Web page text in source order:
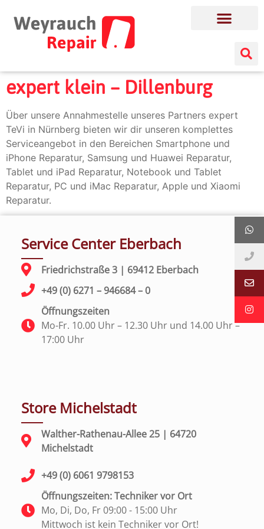
expert klein – Dillenburg
Über unsere Annahmestelle unseres Partners expert
TeVi in Nürnberg bieten wir dir unseren komplettes
Serviceangebot in den Bereichen Smartphone und
iPhone Reparatur, Samsung und Huawei Reparatur,
Tablet und iPad Reparatur, Notebook und Tablet
Reparatur, PC und iMac Reparatur, Apple und Xiaomi
Reparatur.
Service Center Eberbach
Friedrichstraße 3 | 69412 Eberbach
+49 (0) 6271 – 946684 – 0
Öffnungszeiten
Mo-Fr. 10.00 Uhr – 12.30 Uhr und 14.00 Uhr –
17:00 Uhr
Store Michelstadt
Walther-Rathenau-Allee 25 | 64720
Michelstadt
+49 (0) 6061 9798153
Öffnungszeiten: Techniker vor Ort
Mo, Di, Do, Fr 09:00 - 15:00 Uhr
Mittwoch ist kein Techniker vor Ort!